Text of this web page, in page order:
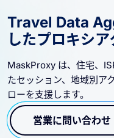
Travel Data
したプロキシ
MaskProxy は、住宅、
たセッション、地域別ア
ローを支援します。
営業に問い合わせ